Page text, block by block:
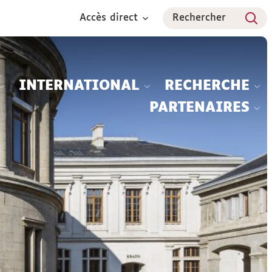
Accès direct Rechercher
INTERNATIONAL
RECHERCHE
PARTENAIRES